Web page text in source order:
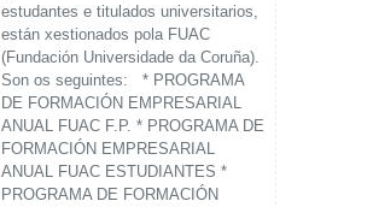
estudantes e titulados universitarios,
están xestionados pola FUAC
(Fundación Universidade da Coruña).
Son os seguintes: * PROGRAMA
DE FORMACIÓN EMPRESARIAL
ANUAL FUAC F.P. * PROGRAMA DE
FORMACIÓN EMPRESARIAL
ANUAL FUAC ESTUDIANTES *
PROGRAMA DE FORMACIÓN